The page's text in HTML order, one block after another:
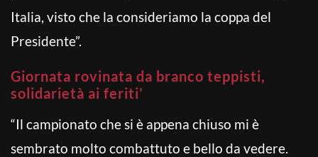
Italia, visto che la consideriamo la coppa del
Presidente”.
Giornata rovinata da branco teppisti,
solidarietà ai feriti’
“Il campionato che si è appena chiuso mi è
sembrato molto combattuto e bello da vedere.